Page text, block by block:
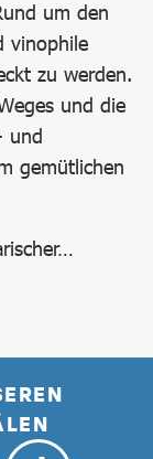
um den
vinophile
zu werden.
und die
und
gemütlichen